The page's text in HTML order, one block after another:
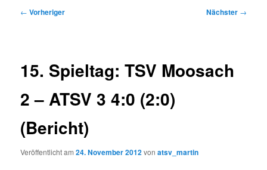
Beitragsnavigation
← Vorheriger Nächster →
15. Spieltag: TSV Moosach
2 – ATSV 3 4:0 (2:0)
(Bericht)
Veröffentlicht am24. November 2012vonatsv_martin